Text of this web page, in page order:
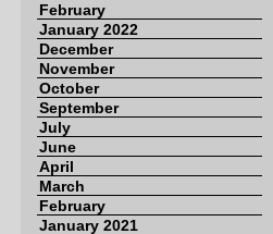
February
January 2022
December
November
October
September
July
June
April
March
February
January 2021